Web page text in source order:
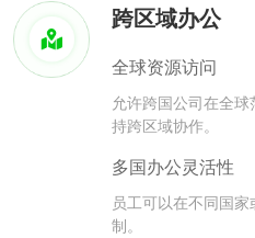
跨区域办公
全球资源访问
允许跨国公司在全
持跨区域协作。
多国办公灵活性
员工可以在不同国
制。